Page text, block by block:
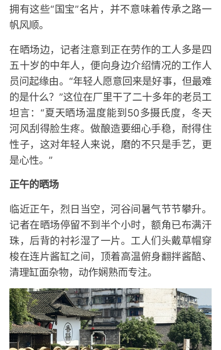
拥有这些“国宝”名片，并不意味着传承之路一
帆风顺。
在晒场边，记者注意到正在劳作的工人多是四
五十岁的中年人，便向身边介绍情况的工作人
员问起缘由。“年轻人愿意回来是好事，但最难
的是什么？”这位在厂里干了二十多年的老员工
坦言：“夏天晒场温度能到50多摄氏度，冬天
河风刮得脸生疼。做酿造要细心手稳，耐得住
性子，这对年轻人来说，磨的不只是手艺，更
是心性。”
正午的晒场
临近正午，烈日当空，河谷间暑气节节攀升。
记者在晒场停留不到半个小时，额角已布满汗
珠，后背的衬衫湿了一片。工人们头戴草帽穿
梭在连片酱缸之间，顶着高温俯身翻拌酱醅、
清理缸面杂物，动作娴熟而专注。